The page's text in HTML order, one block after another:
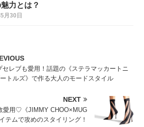
力とは？
月30日
セレブも愛用！話題の《ステラマッカートニ
トルズ》で作る大人のモードスタイル
NEXT
愛用♡《JIMMY CHOO×MUG
テムで攻めのスタイリング！